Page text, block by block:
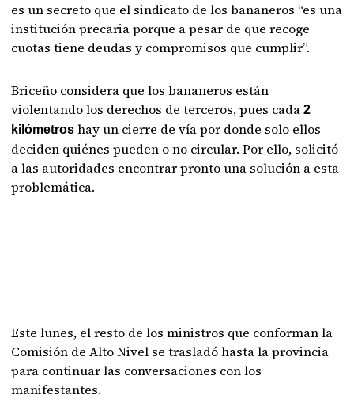
es un secreto que el sindicato de los bananeros “es una
institución precaria porque a pesar de que recoge
cuotas tiene deudas y compromisos que cumplir”.
Briceño considera que los bananeros están
violentando los derechos de terceros, pues cada2
kilómetros hay un cierre de vía por donde solo ellos
deciden quiénes pueden o no circular. Por ello, solicitó
a las autoridades encontrar pronto una solución a esta
problemática.
Este lunes, el resto de los ministros que conforman la
Comisión de Alto Nivel se trasladó hasta la provincia
para continuar las conversaciones con los
manifestantes.